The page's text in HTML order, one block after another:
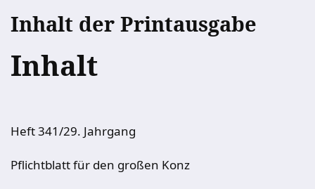
Inhalt der Printausgabe
Inhalt
Heft 341/29. Jahrgang
Pflichtblatt für den großen Konz